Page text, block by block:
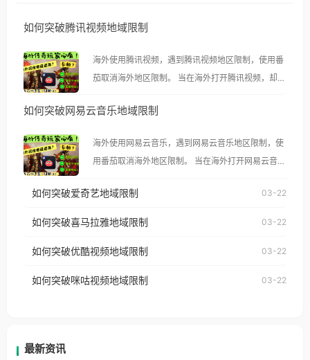
如何突破腾讯视频地域限制
海外使用腾讯视频，遇到腾讯视频地区限制，使用番
茄取消海外地区限制。 当在海外打开腾讯视频，却突
示语。 海外用户如香港、澳门、台湾、美国、加拿
像其他音乐平台一样，出现地区及版权限制问题，且
仅能在中国大陆地区播放。 遇到这个问题的朋友们，
使用番茄回国加速器，即可解决「海外用户收听腾讯
台湾、美国、加拿大、澳大利亚、欧洲等国家和地区
权限制所困扰。
如何突破网易云音乐地域限制
海外使用网易云音乐，遇到网易云音乐地区限制，使
用番茄取消海外地区限制。 当在海外打开网易云音
播放”的提示语。 海外用户如香港、澳门、台湾、美
国、加拿大、澳大利亚、欧洲等国家和地区时，网易
制问题，且仅能在中国大陆地区播放。 遇到这个问题
户收听网易云音乐地区版权限制」的问题，无论人在
如何突破爱奇艺地域限制 03-22
如何突破喜马拉雅地域限制 03-22
如何突破优酷视频地域限制 03-22
如何突破咪咕视频地域限制 03-22
最新资讯